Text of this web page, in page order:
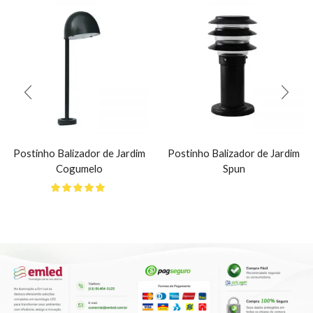
Postinho Balizador de Jardim
Cogumelo
Postinho Balizador de Jardim
Spun